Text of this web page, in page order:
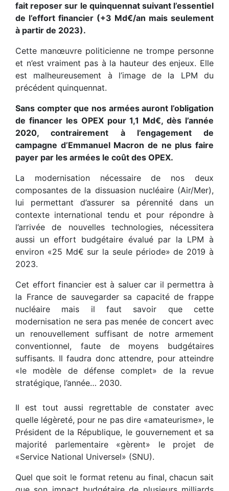
fait reposer sur le quinquennat suivant l’essentiel
de l’effort financier (+3 Md€/an mais seulement
à partir de 2023).
Cette manœuvre politicienne ne trompe personne
et n’est vraiment pas à la hauteur des enjeux. Elle
est malheureusement à l’image de la LPM du
précédent quinquennat.
Sans compter que nos armées auront l’obligation
de financer les OPEX pour 1,1 Md€, dès l’année
2020, contrairement à l’engagement de
campagne d’Emmanuel Macron de ne plus faire
payer par les armées le coût des OPEX.
La modernisation nécessaire de nos deux
composantes de la dissuasion nucléaire (Air/Mer),
lui permettant d’assurer sa pérennité dans un
contexte international tendu et pour répondre à
l’arrivée de nouvelles technologies, nécessitera
aussi un effort budgétaire évalué par la LPM à
environ «25 Md€ sur la seule période» de 2019 à
2023.
Cet effort financier est à saluer car il permettra à
la France de sauvegarder sa capacité de frappe
nucléaire mais il faut savoir que cette
modernisation ne sera pas menée de concert avec
un renouvellement suffisant de notre armement
conventionnel, faute de moyens budgétaires
suffisants. Il faudra donc attendre, pour atteindre
«le modèle de défense complet» de la revue
stratégique, l’année… 2030.
Il est tout aussi regrettable de constater avec
quelle légèreté, pour ne pas dire «amateurisme», le
Président de la République, le gouvernement et sa
majorité parlementaire «gèrent» le projet de
«Service National Universel» (SNU).
Quel que soit le format retenu au final, chacun sait